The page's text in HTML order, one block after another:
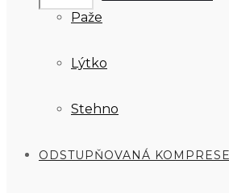
Paže
Lýtko
Stehno
ODSTUPŇOVANÁ KOMPRESE